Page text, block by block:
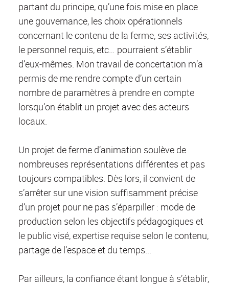
partant du principe, qu’une fois mise en place
une gouvernance, les choix opérationnels
concernant le contenu de la ferme, ses activités,
le personnel requis, etc… pourraient s’établir
d’eux-mêmes. Mon travail de concertation m’a
permis de me rendre compte d’un certain
nombre de paramètres à prendre en compte
lorsqu’on établit un projet avec des acteurs
locaux.
Un projet de ferme d’animation soulève de
nombreuses représentations différentes et pas
toujours compatibles. Dès lors, il convient de
s’arrêter sur une vision suffisamment précise
d’un projet pour ne pas s’éparpiller : mode de
production selon les objectifs pédagogiques et
le public visé, expertise requise selon le contenu,
partage de l’espace et du temps...
Par ailleurs, la confiance étant longue à s’établir,